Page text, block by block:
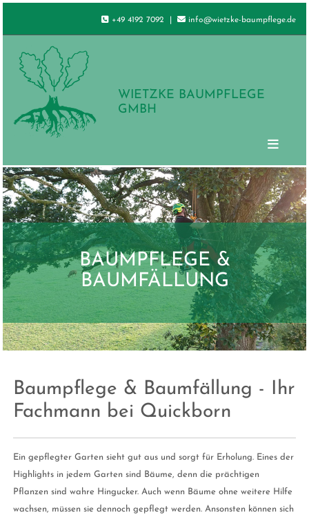
 +49 4192 7092  info@wietzke-baumpflege.de
WIETZKE BAUMPFLEGE
GMBH
BAUMPFLEGE &
BAUMFÄLLUNG
Baumpflege & Baumfällung - Ihr
Fachmann bei Quickborn
Ein gepflegter Garten sieht gut aus und sorgt für Erholung. Eines der
Highlights in jedem Garten sind Bäume, denn die prächtigen
Pflanzen sind wahre Hingucker. Auch wenn Bäume ohne weitere Hilfe
wachsen, müssen sie dennoch gepflegt werden. Ansonsten können sich